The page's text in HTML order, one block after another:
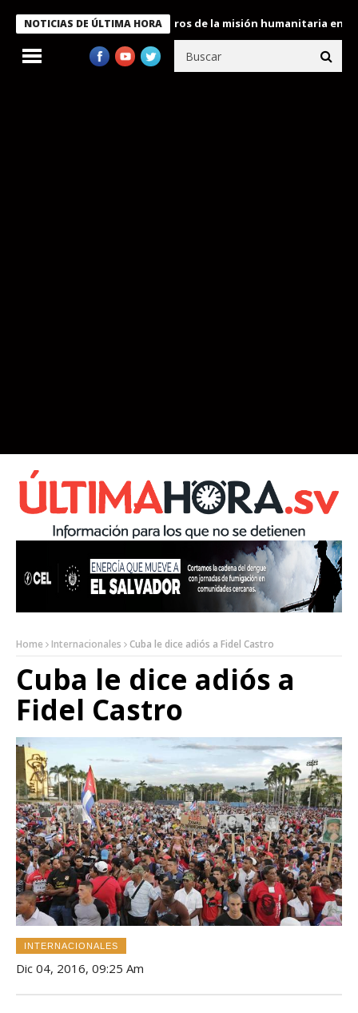
NOTICIAS DE ÚLTIMA HORA
Bukele condecora a miembros de la misión humanitaria enviada
Home Internacionales Cuba le dice adiós a Fidel Castro
Cuba le dice adiós a
Fidel Castro
INTERNACIONALES
Dic 04, 2016, 09:25 Am